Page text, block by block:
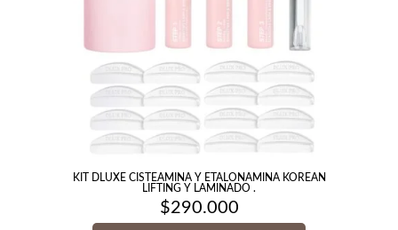
KIT DLUXE CISTEAMINA Y ETALONAMINA KOREAN
LIFTING Y LAMINADO .
$290.000